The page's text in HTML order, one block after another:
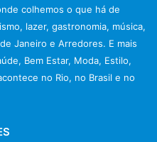
Único Carioca. O
trabalho para buscarem
públicos, da
básico na AP4, região
e Cidade de Deus.
novos nomes compõem o
colhemos o que há de
lazer, gastronomia, música,
Janeiro e Arredores. E mais
Bem Estar, Moda, Estilo,
no Rio, no Brasil e no